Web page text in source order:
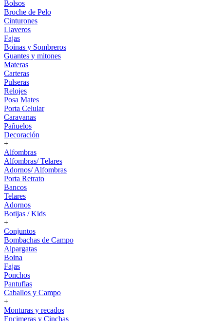
Bolsos
Broche de Pelo
Cinturones
Llaveros
Fajas
Boinas y Sombreros
Guantes y mitones
Materas
Carteras
Pulseras
Relojes
Posa Mates
Porta Celular
Caravanas
Pañuelos
Decoración
+
Alfombras
Alfombras/ Telares
Adornos/ Alfombras
Porta Retrato
Bancos
Telares
Adornos
Botijas / Kids
+
Conjuntos
Bombachas de Campo
Alpargatas
Boina
Fajas
Ponchos
Pantuflas
Caballos y Campo
+
Monturas y recados
Encimeras y Cinchas